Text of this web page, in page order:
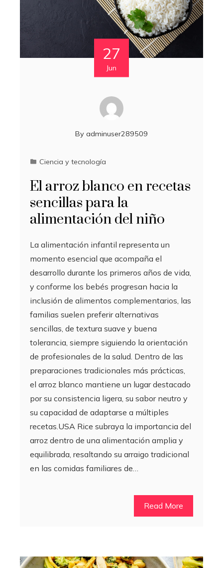
27
Jun
By adminuser289509
Ciencia y tecnología
El arroz blanco en recetas
sencillas para la
alimentación del niño
La alimentación infantil representa un
momento esencial que acompaña el
desarrollo durante los primeros años de vida,
y conforme los bebés progresan hacia la
inclusión de alimentos complementarios, las
familias suelen preferir alternativas
sencillas, de textura suave y buena
tolerancia, siempre siguiendo la orientación
de profesionales de la salud. Dentro de las
preparaciones tradicionales más prácticas,
el arroz blanco mantiene un lugar destacado
por su consistencia ligera, su sabor neutro y
su capacidad de adaptarse a múltiples
recetas.USA Rice subraya la importancia del
arroz dentro de una alimentación amplia y
equilibrada, resaltando su arraigo tradicional
en las comidas familiares de…
Read More